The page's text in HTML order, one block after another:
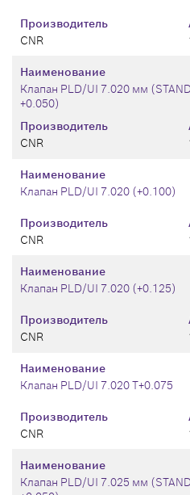
Производитель
CNR
Производитель
CNR
Наименование
Клапан PLD/UI 7.020 мм
+0.050)
Производитель
CNR
Наименование
Клапан PLD/UI 7.020 (+0.100)
Производитель
CNR
Наименование
Клапан PLD/UI 7.020 (+0.125)
Производитель
CNR
Наименование
Клапан PLD/UI 7.020 T+0.075
Наименование
Клапан PLD/UI 7.025 мм